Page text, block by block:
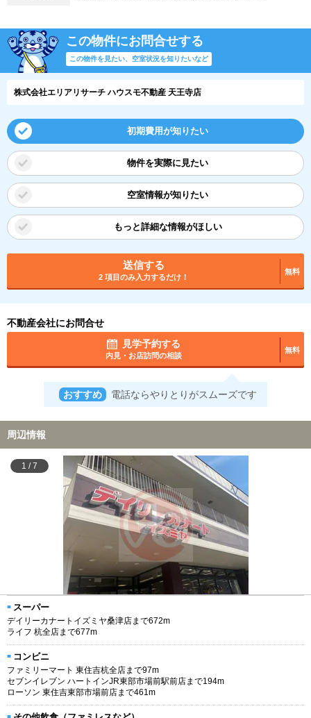
この物件にお問合せする
この物件を見たい、空室状況を知りたいなど
株式会社エリアリサーチ ハウスモ不動産 天王寺店
初期費用が知りたい
物件を実際に見たい
空室情報が知りたい
もっと詳細な情報がほしい
送信する
2 項目のみ入力するだけ！
無料
不動産会社にお問合せ
見学予約する
内見・お店訪問の相談
無料
おすすめ 電話ならやりとりがスムーズです
周辺情報
1 /7
スーパー
デイリーカナートイズミヤ桑津店まで672m
ライフ 杭全店まで677m
コンビニ
ファミリーマート 東住吉杭全店まで97m
セブンイレブン ハートインJR東部市場前駅前店まで194m
ローソン 東住吉東部市場前店まで461m